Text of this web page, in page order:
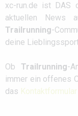
xc-run.de ist DAS
aktuellen News
Trailrunning-
deine
Ob Trailrunning-
immer ein offenes
das Kontaktformular